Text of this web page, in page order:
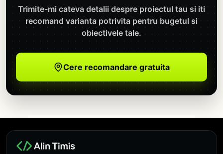
Trimite-mi cateva detalii despre proiectul tau si iti
recomand varianta potrivita pentru bugetul si
obiectivele tale.
Cere recomandare gratuita